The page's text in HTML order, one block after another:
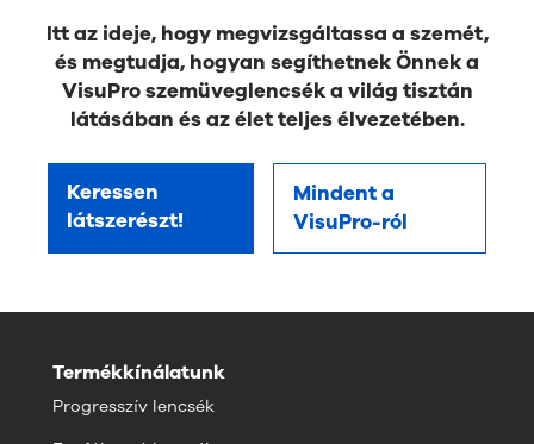
Itt az ideje, hogy megvizsgáltassa a szemét,
és megtudja, hogyan segíthetnek Önnek a
VisuPro szemüveglencsék a világ tisztán
látásában és az élet teljes élvezetében.
Keressen
látszerészt!
Mindent a
VisuPro-ról
Termékkínálatunk
Progresszív lencsék